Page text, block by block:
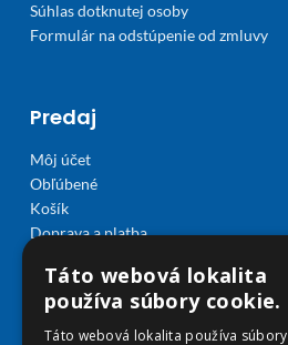
Súhlas dotknutej osoby
Formulár na odstúpenie od zmluvy
Predaj
Môj účet
Obľúbené
Košík
Doprava a platba
Táto webová lokalita
používa súbory cookie.
Táto webová lokalita používa súbory